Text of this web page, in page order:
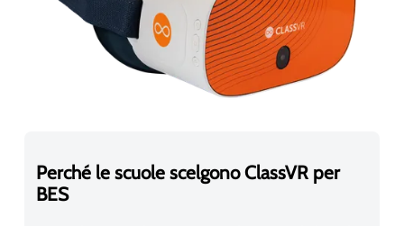
Perché le scuole scelgono ClassVR per
BES